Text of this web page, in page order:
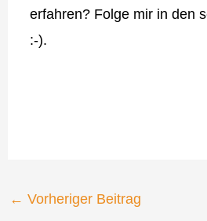
erfahren? Folge mir in den
:-).
← Vorheriger Beitrag